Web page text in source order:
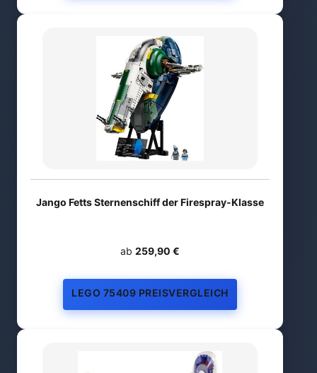
Jango Fetts Sternenschiff der Firespray-Klasse
ab 259,90 €
LEGO 75409 PREISVERGLEICH